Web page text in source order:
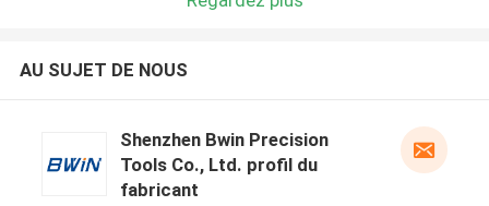
AU SUJET DE NOUS
Shenzhen Bwin Precision
Tools Co., Ltd. profil du
fabricant